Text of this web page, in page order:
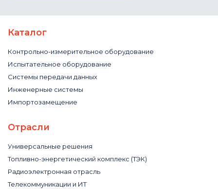
Каталог
Контрольно-измерительное оборудование
Испытательное оборудование
Системы передачи данных
Инженерные системы
Импортозамещение
Отрасли
Универсальные решения
Топливно-энергетический комплекс (ТЭК)
Радиоэлектронная отрасль
Телекоммуникации и ИТ